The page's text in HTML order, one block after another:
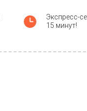
Экспресс-
15 минут!